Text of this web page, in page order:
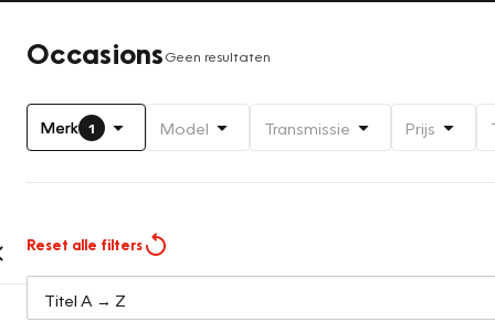
OccasionsGeen resultaten
Merk 1 Model Transmissie Prijs
Reset alle filters